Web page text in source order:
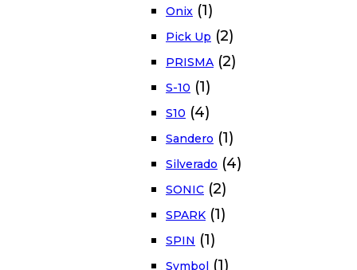
Onix (1)
Pick Up (2)
PRISMA (2)
S-10 (1)
S10 (4)
Sandero (1)
Silverado (4)
SONIC (2)
SPARK (1)
SPIN (1)
Symbol (1)